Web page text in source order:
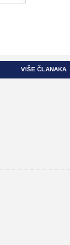
VIŠE ČLANAKA